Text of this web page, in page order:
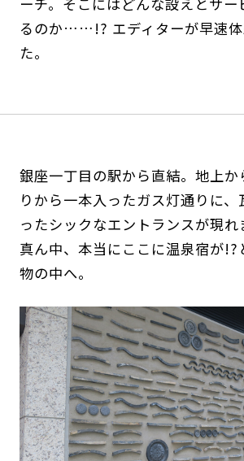
るのか……!? エディターが早速体
た。
銀座一丁目の駅から直結。地上
りから一本入ったガス灯通りに
ったシックなエントランスが現
真ん中、本当にここに温泉宿が!?
物の中へ。